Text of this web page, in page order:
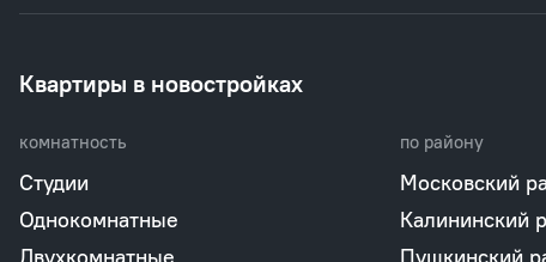
Квартиры в новостройках
комнатность
Студии
Однокомнатные
по району
Московский
Калининский